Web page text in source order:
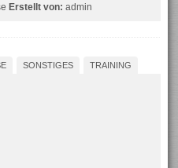
Erstellt von: admin
SONSTIGES TRAINING